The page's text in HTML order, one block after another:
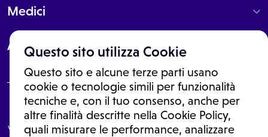
Questo sito utilizza Cookie
Questo sito e alcune terze parti usano
cookie o tecnologie simili per funzionalità
tecniche e, con il tuo consenso, anche per
altre finalità descritte nella Cookie Policy,
quali misurare le performance, analizzare
Medici
About
Le informazioni proposte in questo sito non sono un consulto medico.
In nessun caso, queste informazioni sostituiscono un consulto, una
visita o una diagnosi formulata dal medico. Non si devono considerare